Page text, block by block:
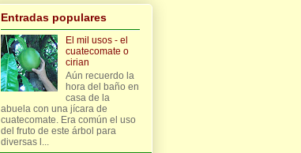
Entradas populares
El mil usos - el
cuatecomate o
cirian
Aún recuerdo la
hora del baño en
casa de la
abuela con una jícara de
cuatecomate. Era común el uso
del fruto de este árbol para
diversas l...